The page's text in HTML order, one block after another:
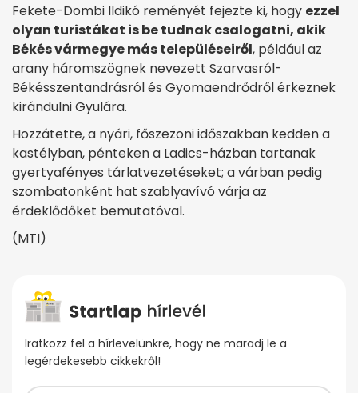
Fekete-Dombi Ildikó reményét fejezte ki, hogy ezzel
olyan turistákat is be tudnak csalogatni, akik
Békés vármegye más településeiről, például az
arany háromszögnek nevezett Szarvasról-
Békésszentandrásról és Gyomaendrődről érkeznek
kirándulni Gyulára.
Hozzátette, a nyári, főszezoni időszakban kedden a
kastélyban, pénteken a Ladics-házban tartanak
gyertyafényes tárlatvezetéseket; a várban pedig
szombatonként hat szablyavívó várja az
érdeklődőket bemutatóval.
(MTI)
Iratkozz fel a hírlevelünkre, hogy ne maradj le a
legérdekesebb cikkekről!